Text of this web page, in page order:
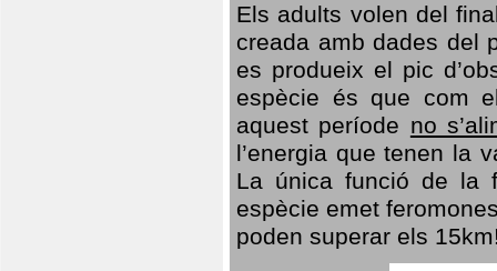
Els adults volen del
creada amb dades del
es produeix el pic
espècie és que com
aquest període no
l’energia que tenen la
La única funció de la
espècie emet
poden superar els